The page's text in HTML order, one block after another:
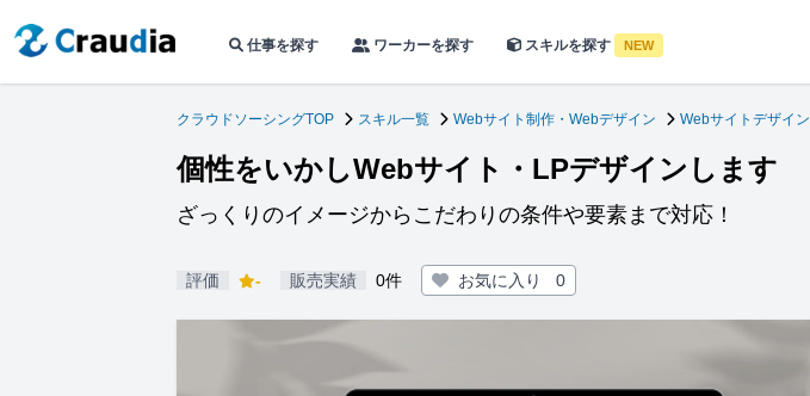
仕事を探す ワーカーを探す スキルを探す NEW
クラウドソーシングTOP スキル一覧 Webサイト制作・Webデザイン Webサイトデザイン
個性をいかしWebサイト・LPデザインします
ざっくりのイメージからこだわりの条件や要素まで対応！
評価 - 販売実績 0件 お気に入り 0